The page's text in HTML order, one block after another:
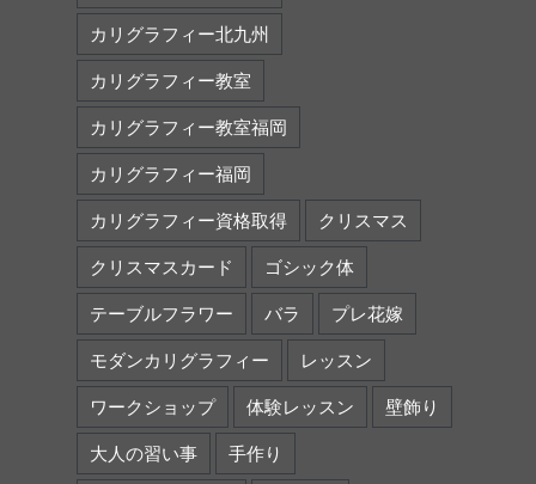
カリグラフィー北九州
カリグラフィー教室
カリグラフィー教室福岡
カリグラフィー福岡
カリグラフィー資格取得 クリスマス
クリスマスカード ゴシック体
テーブルフラワー バラ プレ花嫁
モダンカリグラフィー レッスン
ワークショップ 体験レッスン 壁飾り
大人の習い事 手作り